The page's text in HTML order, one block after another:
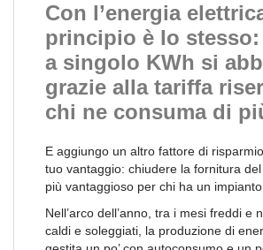
Con l’energia
principio è lo
a singolo KWh si
grazie alla tariffa
chi ne consuma di
E aggiungo un altro fattore di
tuo vantaggio: chiudere la fornitura
più vantaggioso per chi ha un
Nell’arco dell’anno, tra i mesi freddi e
caldi e soleggiati, la produzione di